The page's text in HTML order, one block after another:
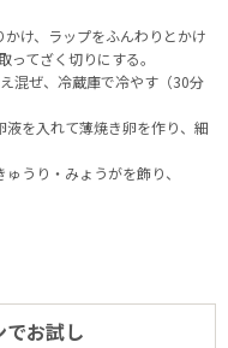
け、ラップをふんわりとかけ
てざく切りにする。
混ぜ、冷蔵庫で冷やす（30分
を入れて薄焼き卵を作り、細
うり・みょうがを飾り、
でお試し